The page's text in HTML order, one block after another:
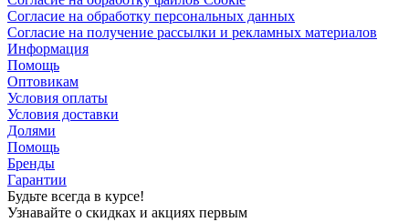
Согласие на обработку персональных данных
Согласие на получение рассылки и рекламных материалов
Информация
Помощь
Оптовикам
Условия оплаты
Условия доставки
Долями
Помощь
Бренды
Гарантии
Будьте всегда в курсе!
Узнавайте о скидках и акциях первым